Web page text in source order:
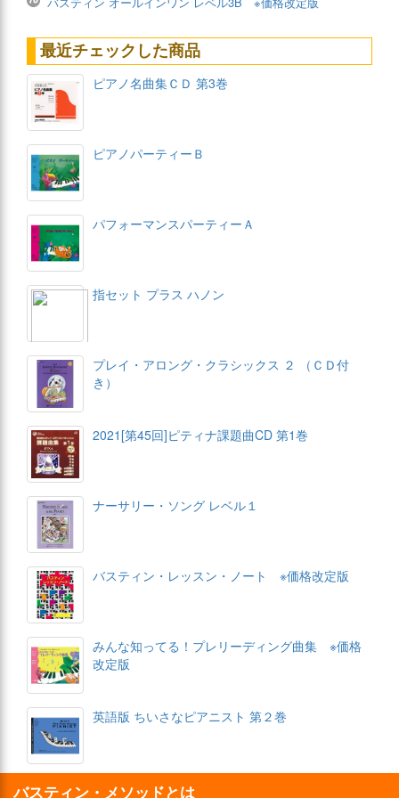
最近チェックした商品
ピアノ名曲集ＣＤ 第3巻
ピアノパーティーＢ
パフォーマンスパーティーＡ
指セット プラス ハノン
プレイ・アロング・クラシックス ２ （ＣＤ付
き）
2021[第45回]ピティナ課題曲CD 第1巻
ナーサリー・ソング レベル１
バスティン・レッスン・ノート ※価格改定版
みんな知ってる！プレリーディング曲集 ※価格
改定版
英語版 ちいさなピアニスト 第２巻
バスティン・メソッドとは